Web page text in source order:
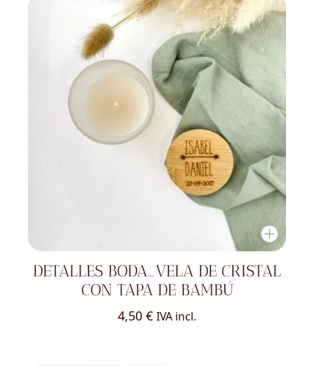
DETALLES BODA_VELA DE CRISTAL
CON TAPA DE BAMBÚ
4,50 € IVA incl.